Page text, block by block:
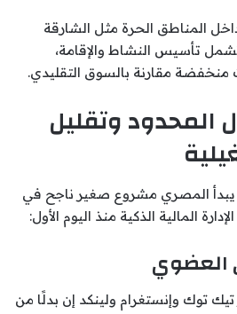
المناطق الحرة مثل الشارقة
تأسيس النشاط والإقامة،
منخفضة مقارنة بالسوق التقليدي.
المحدود وتقليل
المصري مشروع صغير ناجح في
المالية الذكية منذ اليوم الأول:
العضوي
تيك توك وإنستغرام ولينكد إن بدلًا من